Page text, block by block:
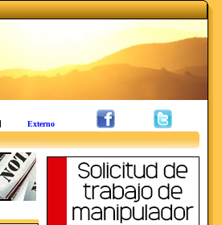
Externo